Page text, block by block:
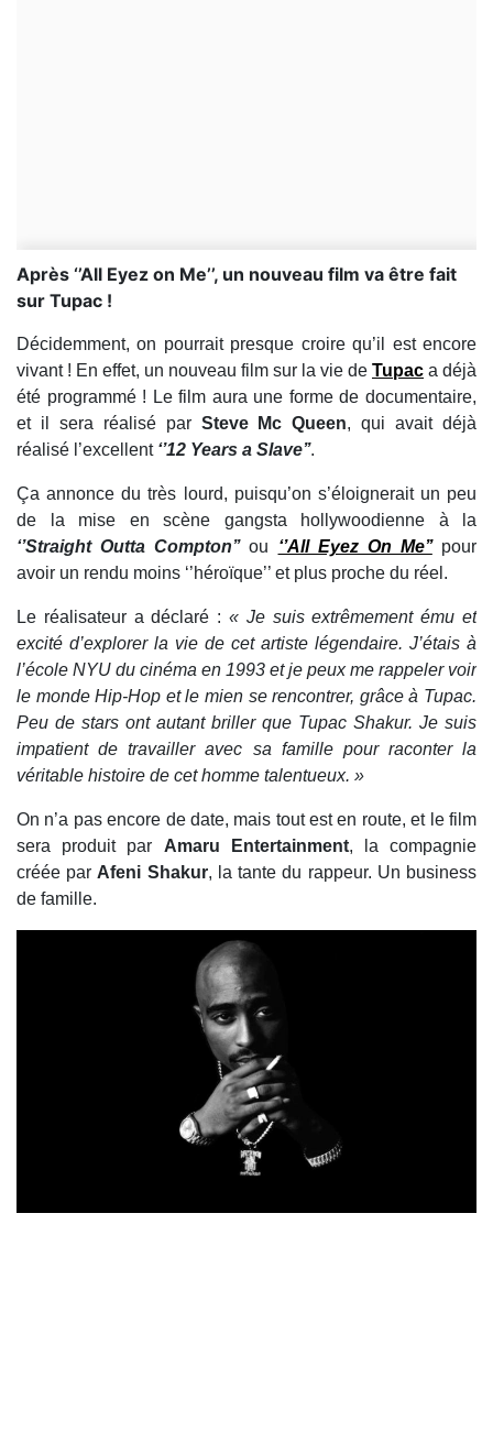
​Après ‘’All Eyez on Me’’, un nouveau film va être fait
sur Tupac !
Décidemment, on pourrait presque croire qu’il est encore
vivant ! En effet, un nouveau film sur la vie de Tupac a déjà
été programmé ! Le film aura une forme de documentaire,
et il sera réalisé par Steve Mc Queen, qui avait déjà
réalisé l’excellent ‘’12 Years a Slave’’.
Ça annonce du très lourd, puisqu’on s’éloignerait un peu
de la mise en scène gangsta hollywoodienne à la
‘’Straight Outta Compton’’ou ‘’All Eyez On Me’’pour
avoir un rendu moins ‘’héroïque’’ et plus proche du réel.
Le réalisateur a déclaré : « Je suis extrêmement ému et
excité d’explorer la vie de cet artiste légendaire. J’étais à
l’école NYU du cinéma en 1993 et je peux me rappeler voir
le monde Hip-Hop et le mien se rencontrer, grâce à Tupac.
Peu de stars ont autant briller que Tupac Shakur. Je suis
impatient de travailler avec sa famille pour raconter la
véritable histoire de cet homme talentueux. »
On n’a pas encore de date, mais tout est en route, et le film
sera produit par Amaru Entertainment, la compagnie
créée par Afeni Shakur, la tante du rappeur. Un business
de famille.